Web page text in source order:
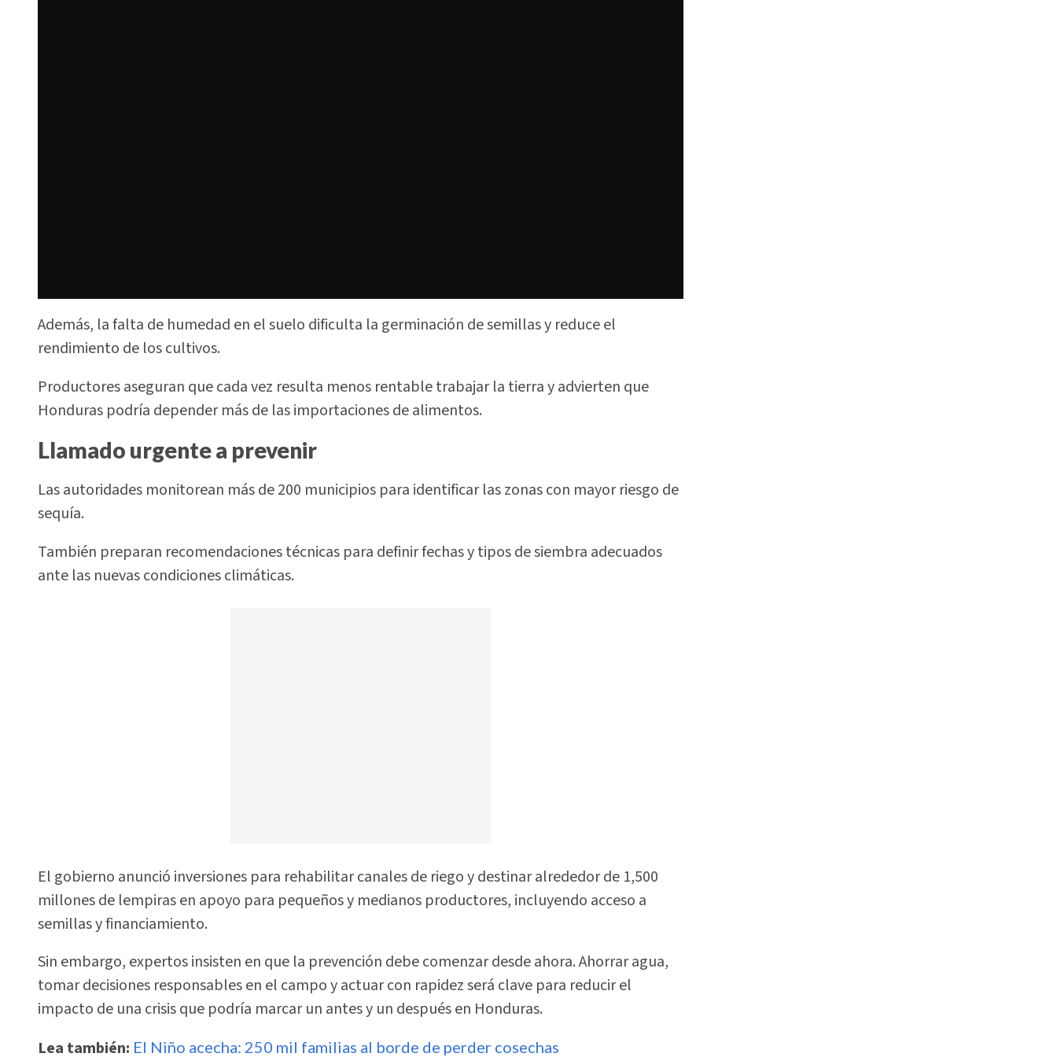
Además, la falta de humedad en el suelo dificulta la germinación de semillas y reduce el
rendimiento de los cultivos.
Productores aseguran que cada vez resulta menos rentable trabajar la tierra y advierten que
Honduras podría depender más de las importaciones de alimentos.
Llamado urgente a prevenir
Las autoridades monitorean más de 200 municipios para identificar las zonas con mayor riesgo de
sequía.
También preparan recomendaciones técnicas para definir fechas y tipos de siembra adecuados
ante las nuevas condiciones climáticas.
El gobierno anunció inversiones para rehabilitar canales de riego y destinar alrededor de 1,500
millones de lempiras en apoyo para pequeños y medianos productores, incluyendo acceso a
semillas y financiamiento.
Sin embargo, expertos insisten en que la prevención debe comenzar desde ahora. Ahorrar agua,
tomar decisiones responsables en el campo y actuar con rapidez será clave para reducir el
impacto de una crisis que podría marcar un antes y un después en Honduras.
Lea también: El Niño acecha: 250 mil familias al borde de perder cosechas